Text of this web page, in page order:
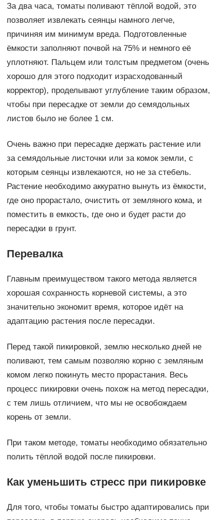
За два часа, томаты поливают тёплой водой, это
позволяет извлекать сеянцы намного легче,
причиняя им минимум вреда. Подготовленные
ёмкости заполняют почвой на 75% и немного её
уплотняют. Пальцем или толстым предметом (очень
хорошо для этого подходит израсходованный
корректор), проделывают углубление таким образом,
чтобы при пересадке от земли до семядольных
листов было не более 1 см.
Очень важно при пересадке держать растение или
за семядольные листочки или за комок земли, с
которым сеянцы извлекаются, но не за стебель.
Растение необходимо аккуратно вынуть из ёмкости,
где оно прорастало, очистить от земляного кома, и
поместить в емкость, где оно и будет расти до
пересадки в грунт.
Перевалка
Главным преимуществом такого метода является
хорошая сохранность корневой системы, а это
значительно экономит время, которое идёт на
адаптацию растения после пересадки.
Перед такой пикировкой, землю несколько дней не
поливают, тем самым позволяю корню с земляным
комом легко покинуть место прорастания. Весь
процесс пикировки очень похож на метод пересадки,
с тем лишь отличием, что мы не освобождаем
корень от земли.
При таком методе, томаты необходимо обязательно
полить тёплой водой после пикировки.
Как уменьшить стресс при пикировке
Для того, чтобы томаты быстро адаптировались при